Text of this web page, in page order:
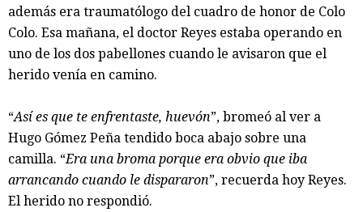
además era traumatólogo del cuadro de honor de Colo
Colo. Esa mañana, el doctor Reyes estaba operando en
uno de los dos pabellones cuando le avisaron que el
herido venía en camino.
“Así es que te enfrentaste, huevón”, bromeó al ver a
Hugo Gómez Peña tendido boca abajo sobre una
camilla. “Era una broma porque era obvio que iba
arrancando cuando le dispararon”, recuerda hoy Reyes.
El herido no respondió.